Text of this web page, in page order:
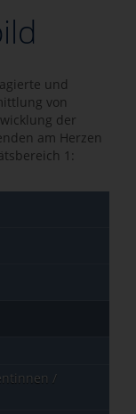
und
von
der
am Herzen
1:
/